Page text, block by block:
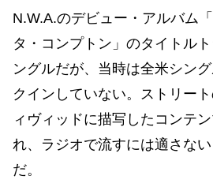
N.W.A.のデビュー・アルバム
タ・コンプトン」のタイトル
ングルだが、当時は全米シン
クインしていない。ストリー
ィヴィッドに描写したコンテ
れ、ラジオで流すには適さな
だ。